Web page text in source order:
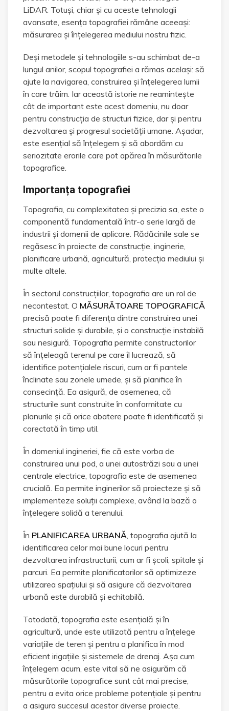
LiDAR. Totuși, chiar și cu aceste tehnologii
avansate, esența topografiei rămâne aceeași:
măsurarea și înțelegerea mediului nostru fizic.
Deși metodele și tehnologiile s-au schimbat de-a
lungul anilor, scopul topografiei a rămas același: să
ajute la navigarea, construirea și înțelegerea lumii
în care trăim. Iar această istorie ne reamintește
cât de important este acest domeniu, nu doar
pentru construcția de structuri fizice, dar și pentru
dezvoltarea și progresul societății umane. Așadar,
este esențial să înțelegem și să abordăm cu
seriozitate erorile care pot apărea în măsurătorile
topografice.
Importanța topografiei
Topografia, cu complexitatea și precizia sa, este o
componentă fundamentală într-o serie largă de
industrii și domenii de aplicare. Rădăcinile sale se
regăsesc în proiecte de construcție, inginerie,
planificare urbană, agricultură, protecția mediului și
multe altele.
În sectorul construcțiilor, topografia are un rol de
necontestat. O MĂSURĂTOARE TOPOGRAFICĂ
precisă poate fi diferența dintre construirea unei
structuri solide și durabile, și o construcție instabilă
sau nesigură. Topografia permite constructorilor
să înțeleagă terenul pe care îl lucrează, să
identifice potențialele riscuri, cum ar fi pantele
înclinate sau zonele umede, și să planifice în
consecință. Ea asigură, de asemenea, că
structurile sunt construite în conformitate cu
planurile și că orice abatere poate fi identificată și
corectată în timp util.
În domeniul ingineriei, fie că este vorba de
construirea unui pod, a unei autostrăzi sau a unei
centrale electrice, topografia este de asemenea
crucială. Ea permite inginerilor să proiecteze și să
implementeze soluții complexe, având la bază o
înțelegere solidă a terenului.
În PLANIFICAREA URBANĂ , topografia ajută la
identificarea celor mai bune locuri pentru
dezvoltarea infrastructurii, cum ar fi școli, spitale și
parcuri. Ea permite planificatorilor să optimizeze
utilizarea spațiului și să asigure că dezvoltarea
urbană este durabilă și echitabilă.
Totodată, topografia este esențială și în
agricultură, unde este utilizată pentru a înțelege
variațiile de teren și pentru a planifica în mod
eficient irigațiile și sistemele de drenaj. Așa cum
înțelegem acum, este vital să ne asigurăm că
măsurătorile topografice sunt cât mai precise,
pentru a evita orice probleme potențiale și pentru
a asigura succesul acestor diverse proiecte.